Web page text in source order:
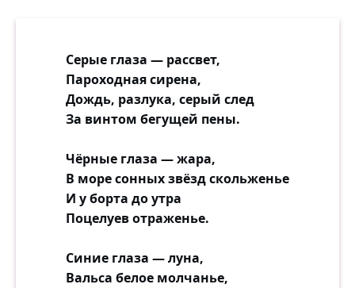
Серые глаза — рассвет,
Пароходная сирена,
Дождь, разлука, серый след
За винтом бегущей пены.
Чёрные глаза — жара,
В море сонных звёзд скольженье
И у борта до утра
Поцелуев отраженье.
Синие глаза — луна,
Вальса белое молчанье,